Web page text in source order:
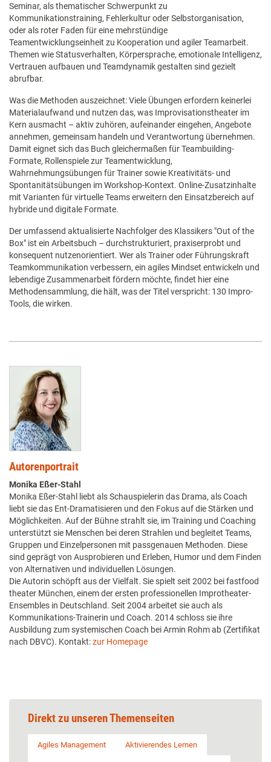
Seminar, als thematischer Schwerpunkt zu
Kommunikationstraining, Fehlerkultur oder Selbstorganisation,
oder als roter Faden für eine mehrstündige
Teamentwicklungseinheit zu Kooperation und agiler Teamarbeit.
Themen wie Statusverhalten, Körpersprache, emotionale Intelligenz,
Vertrauen aufbauen und Teamdynamik gestalten sind gezielt
abrufbar.
Was die Methoden auszeichnet: Viele Übungen erfordern keinerlei
Materialaufwand und nutzen das, was Improvisationstheater im
Kern ausmacht – aktiv zuhören, aufeinander eingehen, Angebote
annehmen, gemeinsam handeln und Verantwortung übernehmen.
Damit eignet sich das Buch gleichermaßen für Teambuilding-
Formate, Rollenspiele zur Teamentwicklung,
Wahrnehmungsübungen für Trainer sowie Kreativitäts- und
Spontanitätsübungen im Workshop-Kontext. Online-Zusatzinhalte
mit Varianten für virtuelle Teams erweitern den Einsatzbereich auf
hybride und digitale Formate.
Der umfassend aktualisierte Nachfolger des Klassikers "Out of the
Box" ist ein Arbeitsbuch – durchstrukturiert, praxiserprobt und
konsequent nutzenorientiert. Wer als Trainer oder Führungskraft
Teamkommunikation verbessern, ein agiles Mindset entwickeln und
lebendige Zusammenarbeit fördern möchte, findet hier eine
Methodensammlung, die hält, was der Titel verspricht: 130 Impro-
Tools, die wirken.
Autorenportrait
Monika Eßer-Stahl
Monika Eßer-Stahl liebt als Schauspielerin das Drama, als Coach
liebt sie das Ent-Dramatisieren und den Fokus auf die Stärken und
Möglichkeiten. Auf der Bühne strahlt sie, im Training und Coaching
unterstützt sie Menschen bei deren Strahlen und begleitet Teams,
Gruppen und Einzelpersonen mit passgenauen Methoden. Diese
sind geprägt von Ausprobieren und Erleben, Humor und dem Finden
von Alternativen und individuellen Lösungen.
Die Autorin schöpft aus der Vielfalt. Sie spielt seit 2002 bei fastfood
theater München, einem der ersten professionellen Improtheater-
Ensembles in Deutschland. Seit 2004 arbeitet sie auch als
Kommunikations-Trainerin und Coach. 2014 schloss sie ihre
Ausbildung zum systemischen Coach bei Armin Rohm ab (Zertifikat
nach DBVC). Kontakt:zur Homepage
Direkt zu unseren Themenseiten
Agiles Management Aktivierendes Lernen